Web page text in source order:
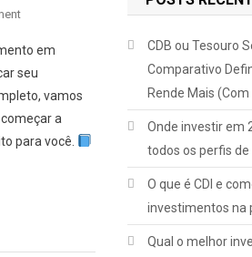
On
Que
São
Ações
E
Como
em
seu
vamos
a
para você.
CDB ou Tesouro
Comparativo
Rende Mais
Onde investir em
todos os perfis
O que é CDI e
investimentos na
Qual o melhor